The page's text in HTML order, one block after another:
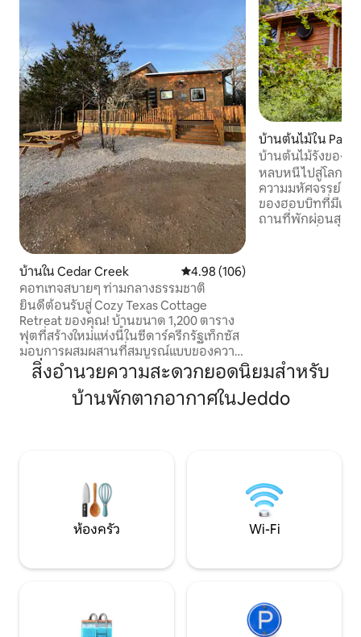
บ้านใน Cedar Creek คะแนนเฉลี่ย 4.98 จาก 5, 106 รีวิว
4.98 (106)
คอทเทจสบายๆ ท่ามกลางธรรมชาติ
ยินดีต้อนรับสู่ Cozy Texas Cottage
Retreat ของคุณ! บ้านขนาด 1,200 ตาราง
ฟุตที่สร้างใหม่แห่งนี้ในซีดาร์ครีกรัฐเท็กซัส
มอบการผสมผสานที่สมบูรณ์แบบของความ
สะดวกสบาย นอนได้สูงสุด 4 คนพร้อมห้อง
นอนใหญ่ที่กว้างขวาง (เตียงคิงไซส์ + ฝักบัว
ส่วนตัว) และโซฟาเบดที่อบอุ่นในพื้นที่นั่ง
ธรรมชาติและความสะดวกในการเข้าถึง
จองที่พักวันนี้เลย!
บ้านต้นไม้ใน Paige
บ้านต้นไม้รังของฮ
หลบหนีไปสู่โลกแห่
ความมหัศจรรย์ด้ว
ของฮอบบิทที่มีเส
ถานที่พักผ่อนสุดโ
โลกธรรมชาติใน 42
Shire
สิ่งอำนวยความสะดวกยอดนิยมสำหรับ
บ้านพักตากอากาศในJeddo
ห้องครัว Wi-Fi